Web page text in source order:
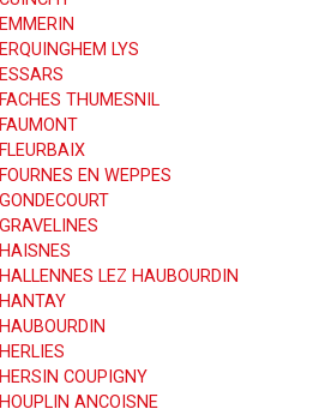
LYS
THUMESNIL
EN WEPPES
LEZ HAUBOURDIN
COUPIGNY
ANCOISNE